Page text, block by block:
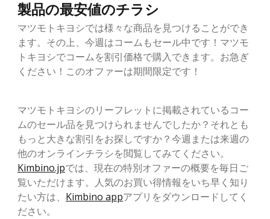
製品の最安値のチラシ
マツモトキヨシでは様々な商品を見つけることができ
ます。その上、今週はコームもセール中です！マツモ
トキヨシでコームを割引価格で購入できます。お急ぎ
ください！このオファーは期間限定です！
マツモトキヨシのリーフレットに掲載されているコー
ムのセール品を見つけられませんでしたか？それとも
もっと大きな割引をお探しですか？今週または来週の
他のオンラインチラシを閲覧してみてください。
Kimbino.jpでは、現在の特別オファーの概要を毎日ご
覧いただけます。人気のお買い得情報をいち早く知り
たい方は、 Kimbino appアプリをダウンロードしてく
ださい。